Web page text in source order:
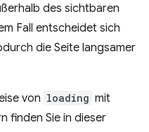
des sichtbaren
Fall entscheidet sich
die Seite langsamer
von loading mit
finden Sie in dieser